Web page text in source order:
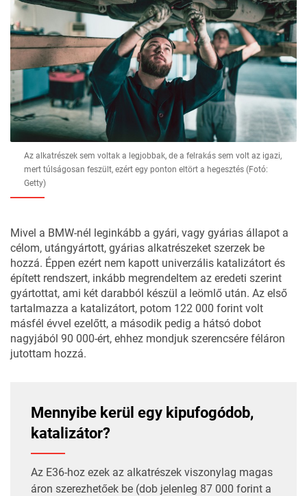
Az alkatrészek sem voltak a legjobbak, de a felrakás sem volt az igazi,
mert túlságosan feszült, ezért egy ponton eltört a hegesztés (Fotó:
Getty)
Mivel a BMW-nél leginkább a gyári, vagy gyárias állapot a
célom, utángyártott, gyárias alkatrészeket szerzek be
hozzá. Éppen ezért nem kapott univerzális katalizátort és
épített rendszert, inkább megrendeltem az eredeti szerint
gyártottat, ami két darabból készül a leömlő után. Az első
tartalmazza a katalizátort, potom 122 000 forint volt
másfél évvel ezelőtt, a második pedig a hátsó dobot
nagyjából 90 000-ért, ehhez mondjuk szerencsére féláron
jutottam hozzá.
Mennyibe kerül egy kipufogódob,
katalizátor?
Az E36-hoz ezek az alkatrészek viszonylag magas
áron szerezhetőek be (dob jelenleg 87 000 forint a